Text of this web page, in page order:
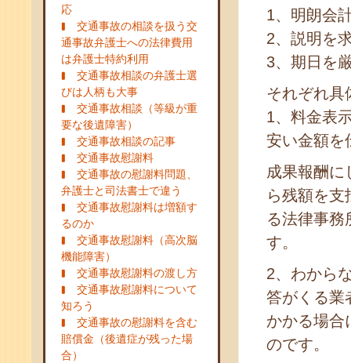
応
交通事故の相談を扱う交
通事故弁護士への法律費用
は弁護士特約利用
交通事故相談の弁護士選
びは人柄も大事
交通事故相談（等級が重
要な後遺障害）
交通事故相談の記事
交通事故慰謝料
交通事故の慰謝料問題、
弁護士と司法書士で違う
交通事故慰謝料は増額す
るのか
交通事故慰謝料（高次脳
機能障害）
交通事故慰謝料の渡し方
交通事故慰謝料について
知ろう
交通事故の慰謝料を含む
賠償金（後遺症が残った場
合）
1、明朗会
2、説明を
3、期日を
それぞれ具
1、料金表
安い金額を
成果報酬に
ら残額を
る法律事務
す。
2、わから
答がくる業
かかる場合
のです。